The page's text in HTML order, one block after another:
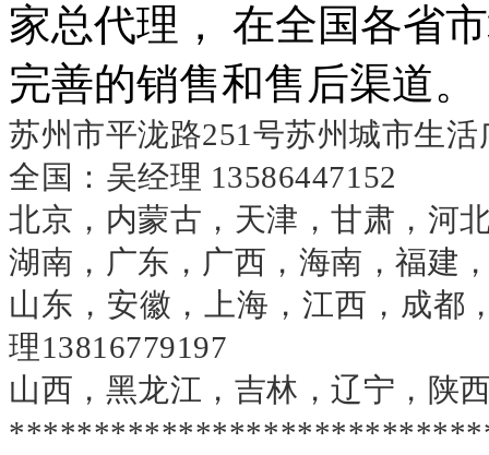
家总代理， 在全国各省
完善的销售和售后渠道。
苏州市平泷路251号苏州城市生
全国：吴经理 13586447152
北京，内蒙古，天津，甘肃，河
湖南，广东，广西，海南，福建
山东，安徽，上海，江西，成都
理13816779197
山西，黑龙江，吉林，辽宁，陕